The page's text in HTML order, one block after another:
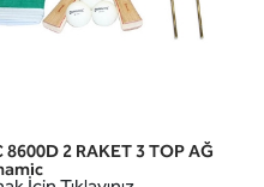
HIZLI GÖRÜNÜM
8600D 2 RAKET 3 TOP AĞ